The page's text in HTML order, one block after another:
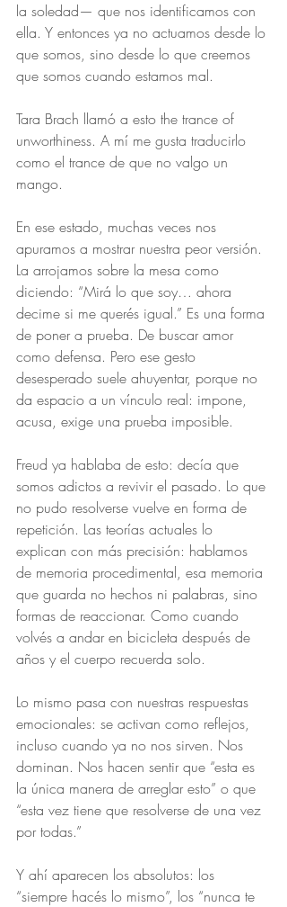
la soledad— que nos identificamos con
ella. Y entonces ya no actuamos desde lo
que somos, sino desde lo que creemos
que somos cuando estamos mal.
Tara Brach llamó a esto the trance of
unworthiness. A mí me gusta traducirlo
como el trance de que no valgo un
mango.
En ese estado, muchas veces nos
apuramos a mostrar nuestra peor versión.
La arrojamos sobre la mesa como
diciendo: “Mirá lo que soy… ahora
decime si me querés igual.” Es una forma
de poner a prueba. De buscar amor
como defensa. Pero ese gesto
desesperado suele ahuyentar, porque no
da espacio a un vínculo real: impone,
acusa, exige una prueba imposible.
Freud ya hablaba de esto: decía que
somos adictos a revivir el pasado. Lo que
no pudo resolverse vuelve en forma de
repetición. Las teorías actuales lo
explican con más precisión: hablamos
de memoria procedimental, esa memoria
que guarda no hechos ni palabras, sino
formas de reaccionar. Como cuando
volvés a andar en bicicleta después de
años y el cuerpo recuerda solo.
Lo mismo pasa con nuestras respuestas
emocionales: se activan como reflejos,
incluso cuando ya no nos sirven. Nos
dominan. Nos hacen sentir que “esta es
la única manera de arreglar esto” o que
“esta vez tiene que resolverse de una vez
por todas.”
Y ahí aparecen los absolutos: los
“siempre hacés lo mismo”, los “nunca te